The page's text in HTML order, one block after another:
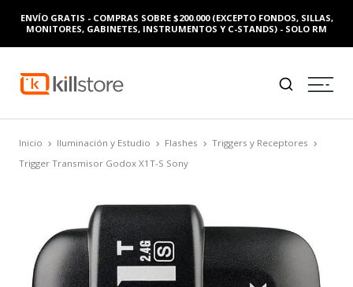
ENVÍO GRATIS - COMPRAS SOBRE $200.000 (EXCEPTO FONDOS, SILLAS,
MONITORES, GABINETES, INSTRUMENTOS Y C-STANDS) - SOLO RM
Inicio Iluminación y Estudio Flashes
Triggers y Receptores
Trigger Transmisor Godox X1T-S Sony